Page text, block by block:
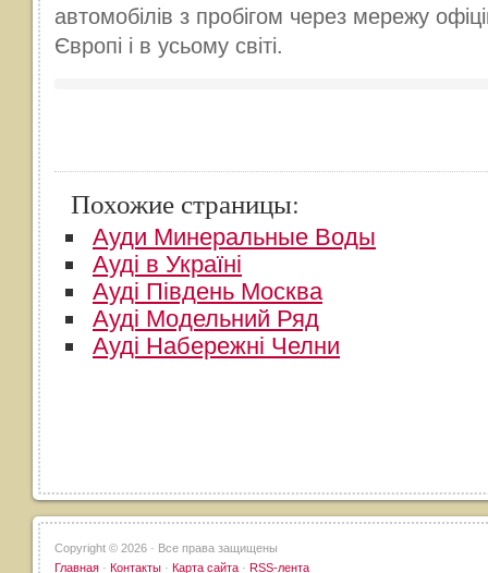
автомобілів з пробігом через мережу
Європі і в усьому світі.
Похожие страницы:
Ауди Минеральные Воды
Ауді в Україні
Ауді Південь Москва
Ауді Модельний Ряд
Ауді Набережні Челни
Copyright © 2026 · Все права защищены
Главная · Контакты · Карта сайта · RSS-лента